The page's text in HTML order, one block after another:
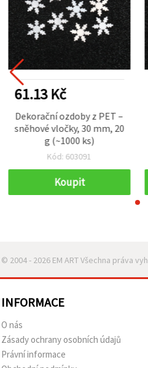
61.13 Kč
Dekorační ozdoby z PET –
sněhové vločky, 30 mm, 20
g (~1000 ks)
Kód: 603091
Koupit
© 2004 - 2026 EM ART Všechna práva
INFORMACE
O nás
Zásady ochrany osobních údajů
Právní informace